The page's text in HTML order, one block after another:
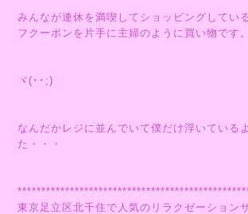
みんなが連休を満喫してショッピングしてい
フクーポンを片手に主婦のように買い物です。
ヾ(･･;)
なんだかレジに並んでいて僕だけ浮いている
た・・・
東京足立区北千住で人気のリラクゼーション